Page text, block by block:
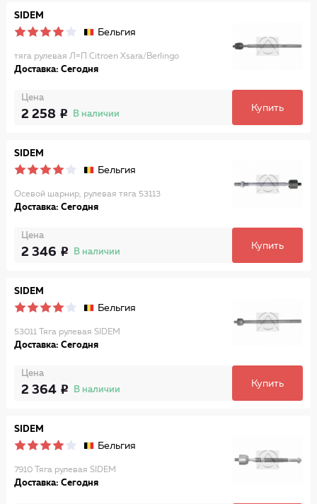
SIDEM
Бельгия
тяга рулевая Л=П Citroen Xsara/Berlingo
Доставка: Сегодня
Цена
2 258 В наличии
Купить
SIDEM
Бельгия
Осевой шарнир, рулевая тяга 53113
Доставка: Сегодня
Цена
2 346 В наличии
Купить
SIDEM
Бельгия
53011 Тяга рулевая SIDEM
Доставка: Сегодня
Цена
2 364 В наличии
Купить
SIDEM
Бельгия
7910 Тяга рулевая SIDEM
Доставка: Сегодня